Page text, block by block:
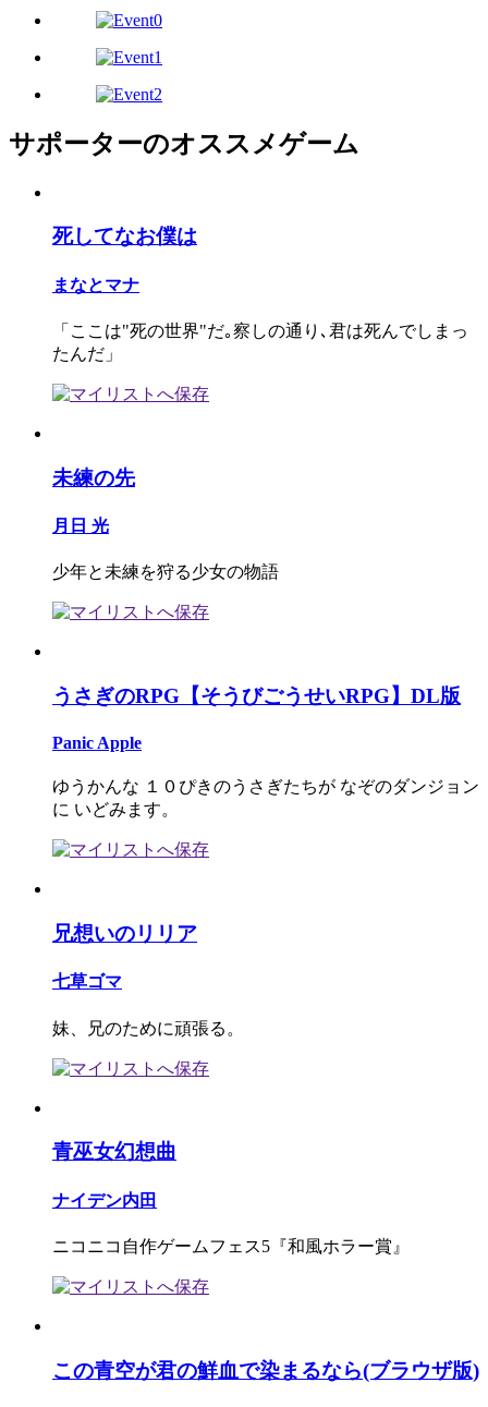
サポーターのオススメゲーム
死してなお僕は
まなとマナ
「ここは"死の世界"だ｡察しの通り､君は死んでしまっ
たんだ」
未練の先
月日 光
少年と未練を狩る少女の物語
うさぎのRPG【そうびごうせいRPG】DL版
Panic Apple
ゆうかんな １０ぴきのうさぎたちが なぞのダンジョン
に いどみます。
兄想いのリリア
七草ゴマ
妹、兄のために頑張る。
青巫女幻想曲
ナイデン内田
ニコニコ自作ゲームフェス5『和風ホラー賞』
この青空が君の鮮血で染まるなら(ブラウザ版)